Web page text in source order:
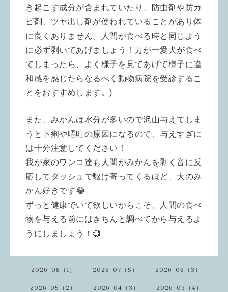
き起こす成分が含まれていたり、防虫剤や防カ
ビ剤、ツヤ出し剤が使われていることがあり体
に良くありません。人間が食べる時と同じよう
に必ず剥いてあげましょう！万が一愛犬が食べ
てしまったら、よく様子を見てあげて様子に違
和感を感じたらなるべく動物病院を受診するこ
とをおすすめします。)
また、みかんは水分が多いので沢山与えてしま
うと下痢や嘔吐の原因になるので、与えすぎに
は十分注意してください！
我が家のワンコ達も人間がみかんを剥く音に反
応してダッシュで駆け寄ってくるほど、大のみ
かん好きです😂
ずっと健康でいて欲しいからこそ、人間の食べ
物を与える前にはきちんと調べてから与えるよ
うにしましょう！💞
2026-08（1） 2026-07（5） 2026-06（3）
2026-05（2） 2026-04（3） 2026-03（4）